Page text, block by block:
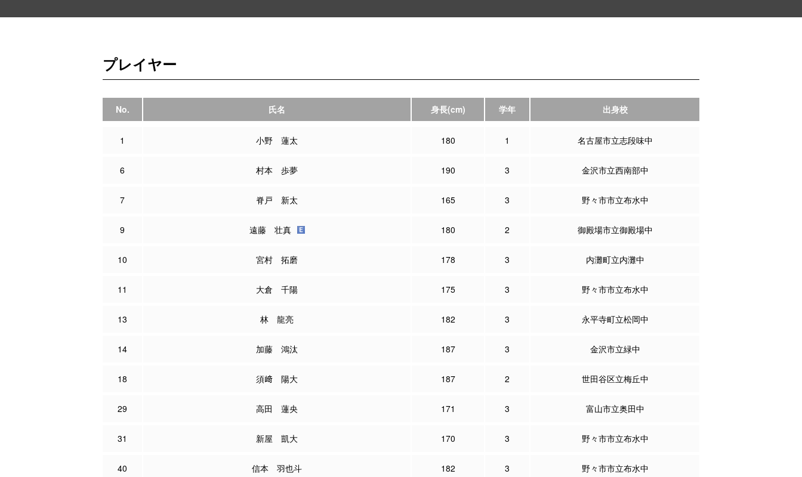
プレイヤー
No. 氏名 身長(cm) 学年 出身校
1 小野 蓮太 180 1 名古屋市立志段味中
6 村本 歩夢 190 3 金沢市立西南部中
7 脊戸 新太 165 3 野々市市立布水中
9 遠藤 壮真 180 2 御殿場市立御殿場中
10 宮村 拓磨 178 3 内灘町立内灘中
11 大倉 千陽 175 3 野々市市立布水中
13 林 龍亮 182 3 永平寺町立松岡中
14 加藤 鴻汰 187 3 金沢市立緑中
18 須﨑 陽大 187 2 世田谷区立梅丘中
29 高田 蓮央 171 3 富山市立奥田中
31 新屋 凱大 170 3 野々市市立布水中
40 信本 羽也斗 182 3 野々市市立布水中